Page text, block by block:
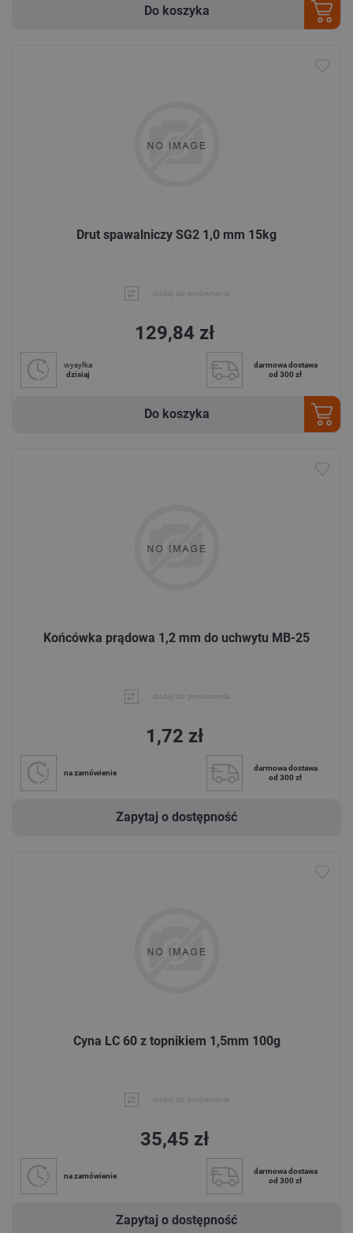
Do koszyka
Drut spawalniczy SG2 1,0 mm 15kg
dodaj do porównania
129,84 zł
wysyłka
dzisiaj
darmowa dostawa
od 300 zł
Do koszyka
Końcówka prądowa 1,2 mm do uchwytu MB-25
dodaj do porównania
1,72 zł
na zamówienie
darmowa dostawa
od 300 zł
Zapytaj o dostępność
Cyna LC 60 z topnikiem 1,5mm 100g
dodaj do porównania
35,45 zł
na zamówienie
darmowa dostawa
od 300 zł
Zapytaj o dostępność